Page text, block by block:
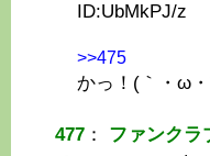
ID:UbMkPJ/z
>>475
かっ！(｀・ω・
477 ： ファンクラ